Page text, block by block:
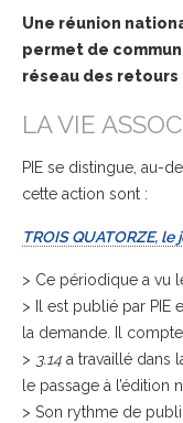
Une réunion
permet de
réseau des retours
LA VIE
PIE se distingue, au-
cette action sont :
TROIS QUATORZE,
> Ce périodique a vu
> Il est publié par PIE
la demande. Il
> 3.14 a travaillé dans
le passage à l’édition
> Son rythme de